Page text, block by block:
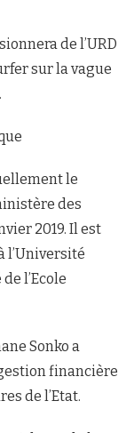
de l’URD
sur la vague
le
des
2019. Il est
l’Université
l’Ecole
Sonko a
financière
de l’Etat.